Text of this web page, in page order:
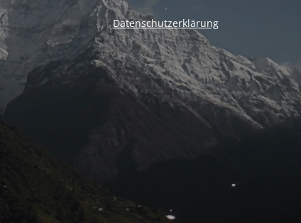
Datenschutzerklärung